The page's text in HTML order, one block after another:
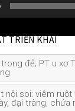
TRIỂN KHAI
đẻ; PT u xơ
nội soi: viêm
đại tràng, chửa